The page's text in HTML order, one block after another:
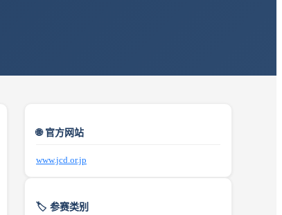
🌐 官方网站
www.jcd.or.jp
🏷️ 参赛类别